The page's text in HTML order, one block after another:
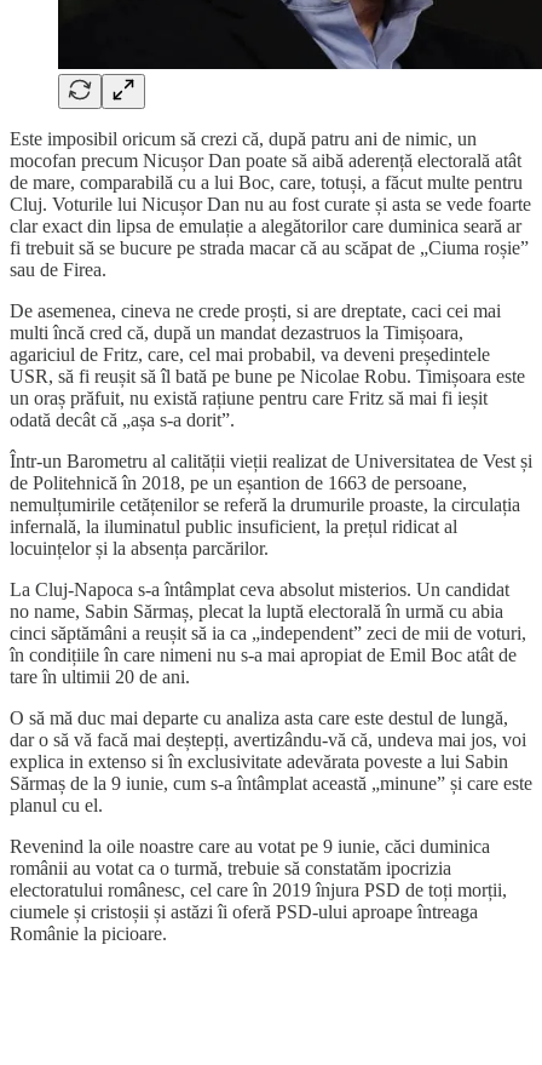
Este imposibil oricum să crezi că, după patru ani de nimic, un
mocofan precum Nicușor Dan poate să aibă aderență electorală atât
de mare, comparabilă cu a lui Boc, care, totuși, a făcut multe pentru
Cluj. Voturile lui Nicușor Dan nu au fost curate și asta se vede foarte
clar exact din lipsa de emulație a alegătorilor care duminica seară ar
fi trebuit să se bucure pe strada macar că au scăpat de „Ciuma roșie”
sau de Firea.
De asemenea, cineva ne crede proști, si are dreptate, caci cei mai
multi încă cred că, după un mandat dezastruos la Timișoara,
agariciul de Fritz, care, cel mai probabil, va deveni președintele
USR, să fi reușit să îl bată pe bune pe Nicolae Robu. Timișoara este
un oraș prăfuit, nu există rațiune pentru care Fritz să mai fi ieșit
odată decât că „așa s-a dorit”.
Într-un Barometru al calității vieții realizat de Universitatea de Vest și
de Politehnică în 2018, pe un eșantion de 1663 de persoane,
nemulțumirile cetățenilor se referă la drumurile proaste, la circulația
infernală, la iluminatul public insuficient, la prețul ridicat al
locuințelor și la absența parcărilor.
La Cluj-Napoca s-a întâmplat ceva absolut misterios. Un candidat
no name, Sabin Sărmaș, plecat la luptă electorală în urmă cu abia
cinci săptămâni a reușit să ia ca „independent” zeci de mii de voturi,
în condițiile în care nimeni nu s-a mai apropiat de Emil Boc atât de
tare în ultimii 20 de ani.
O să mă duc mai departe cu analiza asta care este destul de lungă,
dar o să vă facă mai deștepți, avertizându-vă că, undeva mai jos, voi
explica in extenso si în exclusivitate adevărata poveste a lui Sabin
Sărmaș de la 9 iunie, cum s-a întâmplat această „minune” și care este
planul cu el.
Revenind la oile noastre care au votat pe 9 iunie, căci duminica
românii au votat ca o turmă, trebuie să constatăm ipocrizia
electoratului românesc, cel care în 2019 înjura PSD de toți morții,
ciumele și cristoșii și astăzi îi oferă PSD-ului aproape întreaga
Românie la picioare.